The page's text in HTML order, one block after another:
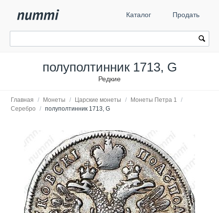
Каталог Продать
полуполтинник 1713, G
Редкие
Главная / Монеты / Царские монеты / Монеты Петра 1
/
Серебро
/ полуполтинник 1713, G